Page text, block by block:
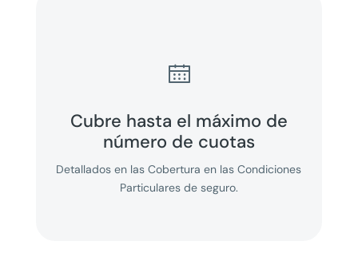

Cubre hasta el máximo de
número de cuotas
Detallados en las Cobertura en las Condiciones
Particulares de seguro.